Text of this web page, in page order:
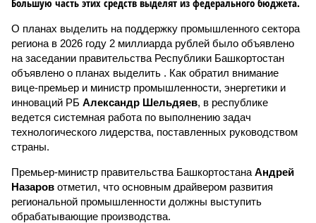
Большую часть этих средств выделят из федерального бюджета.
О планах выделить на поддержку промышленного сектора
региона в 2026 году 2 миллиарда рублей было объявлено
на заседании правительства Республики Башкортостан
объявлено о планах выделить . Как обратил внимание
вице-премьер и министр промышленности, энергетики и
инноваций РБ Александр Шельдяев, в республике
ведется системная работа по выполнению задач
технологического лидерства, поставленных руководством
страны.
Премьер-министр правительства Башкортостана Андрей
Назаров отметил, что основным драйвером развития
региональной промышленности должны выступить
обрабатывающие производства.